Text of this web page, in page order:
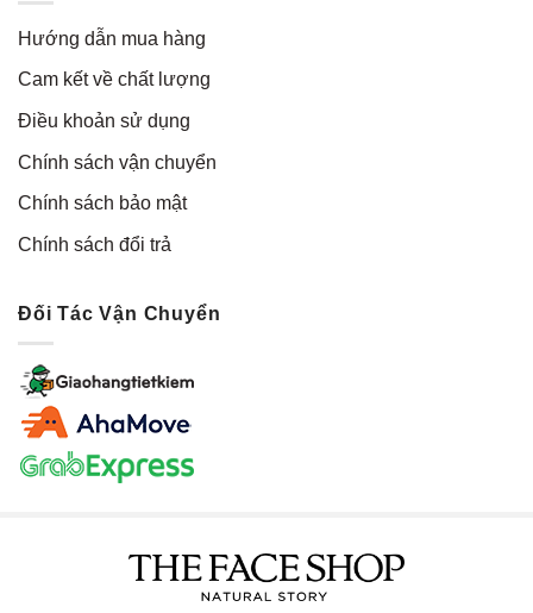
Hướng dẫn mua hàng
Cam kết về chất lượng
Điều khoản sử dụng
Chính sách vận chuyển
Chính sách bảo mật
Chính sách đổi trả
Đối Tác Vận Chuyển